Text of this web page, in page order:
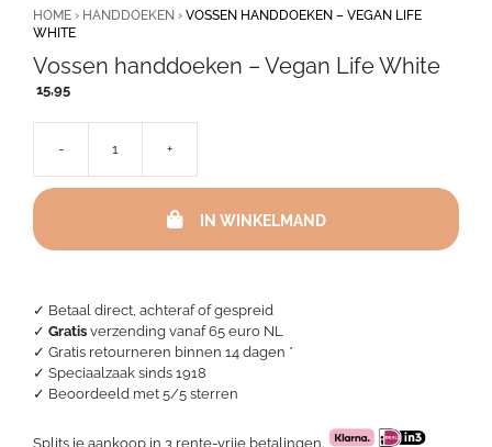
✓ Betaal direct, achteraf of gespreid
✓ Gratis verzending vanaf 65 euro NL
✓ Gratis retourneren binnen 14 dagen *
✓ Speciaalzaak sinds 1918
✓ Beoordeeld met 5/5 sterren
Splits je aankoop in 3 rente-vrije betalingen.
HOME › HANDDOEKEN › VOSSEN HANDDOEKEN – VEGAN LIFE
WHITE
Vossen handdoeken – Vegan Life White
15,95
-
handdoeken
Vegan
+
IN WINKELMAND